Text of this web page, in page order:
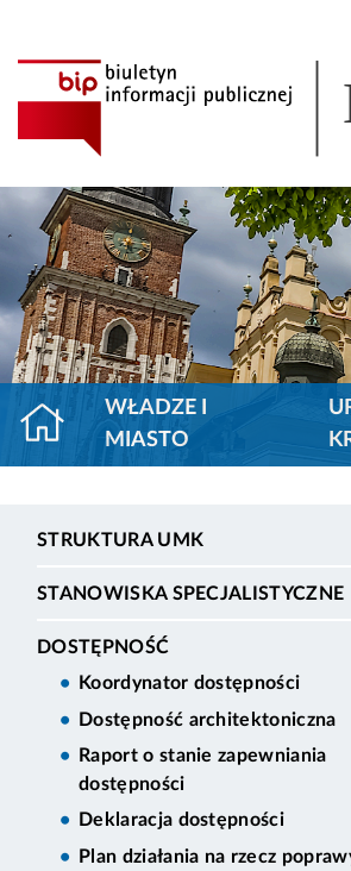
WŁADZE I
MIASTO
STRUKTURA UMK
STANOWISKA SPECJALISTYCZNE
DOSTĘPNOŚĆ
Koordynator dostępności
Dostępność architektoniczna
Raport o stanie zapewniania
dostępności
Deklaracja dostępności
Plan działania na rzecz